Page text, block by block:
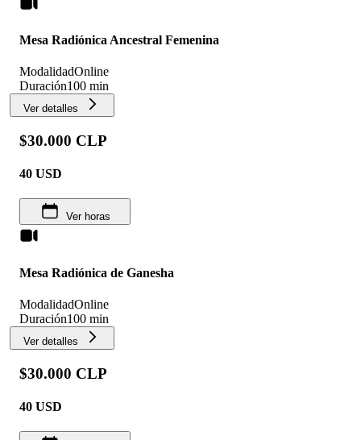
Mesa Radiónica Ancestral Femenina
ModalidadOnline
Duración100 min
Ver detalles
$30.000 CLP
40 USD
Ver horas
Mesa Radiónica de Ganesha
ModalidadOnline
Duración100 min
Ver detalles
$30.000 CLP
40 USD